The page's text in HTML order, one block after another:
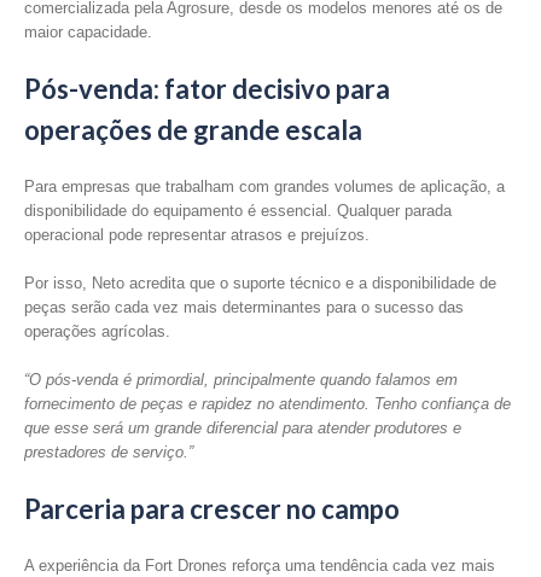
comercializada pela Agrosure, desde os modelos menores até os de
maior capacidade.
Pós-venda: fator decisivo para
operações de grande escala
Para empresas que trabalham com grandes volumes de aplicação, a
disponibilidade do equipamento é essencial. Qualquer parada
operacional pode representar atrasos e prejuízos.
Por isso, Neto acredita que o suporte técnico e a disponibilidade de
peças serão cada vez mais determinantes para o sucesso das
operações agrícolas.
“O pós-venda é primordial, principalmente quando falamos em
fornecimento de peças e rapidez no atendimento. Tenho confiança de
que esse será um grande diferencial para atender produtores e
prestadores de serviço.”
Parceria para crescer no campo
A experiência da Fort Drones reforça uma tendência cada vez mais